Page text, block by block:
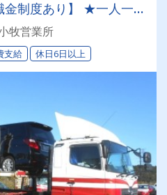
金制度あり】 ★一人一台
給2万円UPのチャンス
望休＆育休実績あり！
働きやすい職場です♪
牧営業所
支給 休日6日以上